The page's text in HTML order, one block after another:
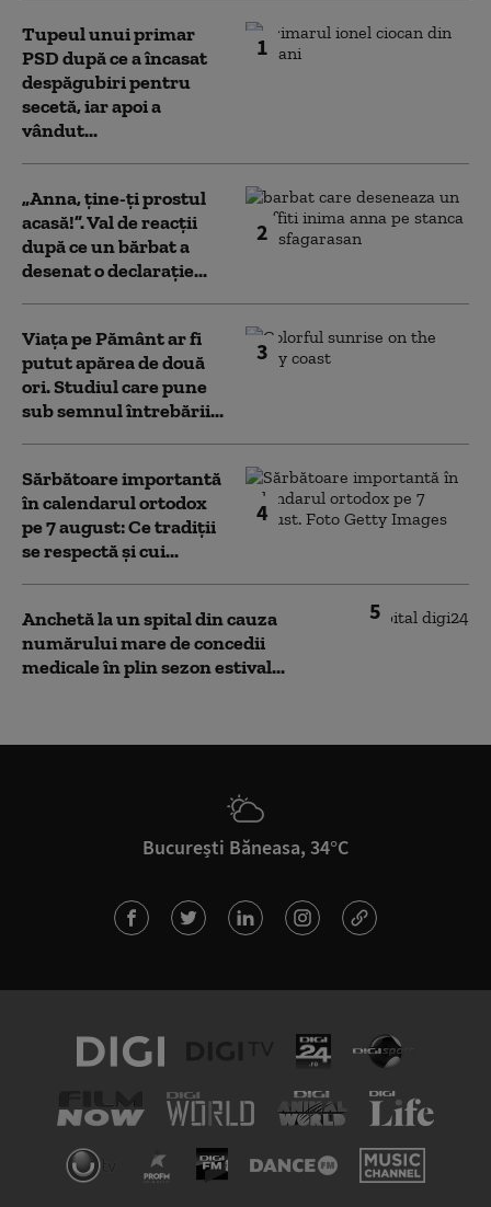
1
Tupeul unui primar
PSD după ce a încasat
despăgubiri pentru
secetă, iar apoi a
vândut...
2
„Anna, ţine-ţi prostul
acasă!”. Val de reacții
după ce un bărbat a
desenat o declarație...
3
Viața pe Pământ ar fi
putut apărea de două
ori. Studiul care pune
sub semnul întrebării...
4
Sărbătoare importantă
în calendarul ortodox
pe 7 august: Ce tradiții
se respectă și cui...
5
Anchetă la un spital din cauza
numărului mare de concedii
medicale în plin sezon estival...
București Băneasa, 34°C